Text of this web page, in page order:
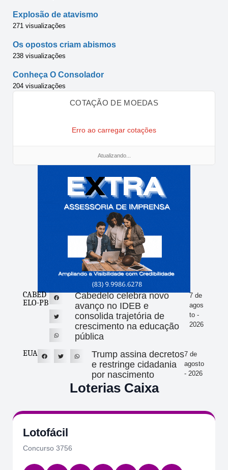
Explosão de atavismo
271 visualizações
Os opostos criam abismos
238 visualizações
Conheça O Consolador
204 visualizações
COTAÇÃO DE MOEDAS
Erro ao carregar cotações
Atualizando...
CABED
ELO-PB
Cabedelo celebra novo
avanço no IDEB e
consolida trajetória de
crescimento na educação
pública
7 de
agos
to -
2026
EUA
Trump assina decretos
e restringe cidadania
por nascimento
7 de
agosto
- 2026
Loterias Caixa
Lotofácil
Concurso 3756